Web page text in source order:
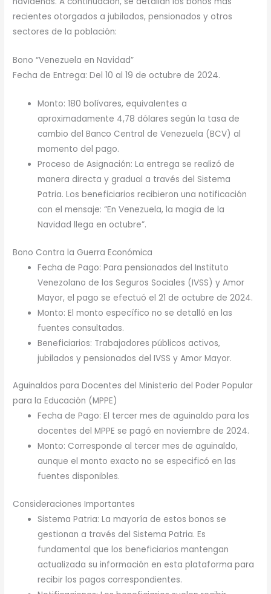
recientes otorgados a jubilados, pensionados y otros
sectores de la población:
Bono “Venezuela en Navidad”
Fecha de Entrega: Del 10 al 19 de octubre de 2024.
Monto: 180 bolívares, equivalentes a
aproximadamente 4,78 dólares según la tasa de
cambio del Banco Central de Venezuela (BCV) al
momento del pago.
Proceso de Asignación: La entrega se realizó de
manera directa y gradual a través del Sistema
Patria. Los beneficiarios recibieron una notificación
con el mensaje: “En Venezuela, la magia de la
Navidad llega en octubre”.
Bono Contra la Guerra Económica
Fecha de Pago: Para pensionados del Instituto
Venezolano de los Seguros Sociales (IVSS) y Amor
Mayor, el pago se efectuó el 21 de octubre de 2024.
Monto: El monto específico no se detalló en las
fuentes consultadas.
Beneficiarios: Trabajadores públicos activos,
jubilados y pensionados del IVSS y Amor Mayor.
Aguinaldos para Docentes del Ministerio del Poder Popular
para la Educación (MPPE)
Fecha de Pago: El tercer mes de aguinaldo para los
docentes del MPPE se pagó en noviembre de 2024.
Monto: Corresponde al tercer mes de aguinaldo,
aunque el monto exacto no se especificó en las
fuentes disponibles.
Consideraciones Importantes
Sistema Patria: La mayoría de estos bonos se
gestionan a través del Sistema Patria. Es
fundamental que los beneficiarios mantengan
actualizada su información en esta plataforma para
recibir los pagos correspondientes.